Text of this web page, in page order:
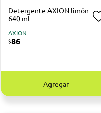
Detergente AXION limón
640 ml
AXION
$86
Agregar